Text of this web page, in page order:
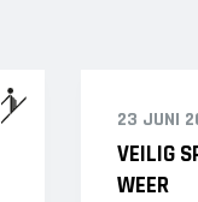
23 JUNI
VEILIG
WEER